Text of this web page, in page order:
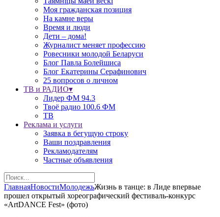
Моя гражданская позиция
На камне веры
Время и люди
Дети – дома!
Журналист меняет профессию
Ровесники молодой Беларуси
Блог Павла Болейшиса
Блог Екатерины Серафинович
25 вопросов о личном
ТВ и РАДИО▾
Лидер ФМ 94.3
Твоё радио 100.6 ФМ
ТВ
Реклама и услуги
Заявка в бегущую строку
Ваши поздравления
Рекламодателям
Частные объявления
ГлавнаяНовостиМолодежьЖизнь в танце: в Лиде впервые
прошел открытый хореографический фестиваль-конкурс
«ArtDANCE Fest» (фото)